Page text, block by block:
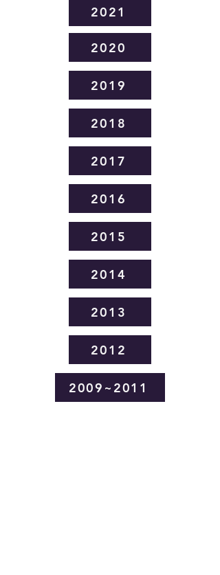
2021
2020
2019
2018
2017
2016
2015
2014
2013
2012
2009~2011